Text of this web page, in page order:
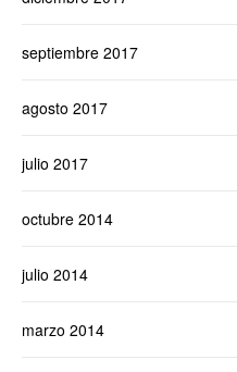
septiembre 2017
agosto 2017
julio 2017
octubre 2014
julio 2014
marzo 2014